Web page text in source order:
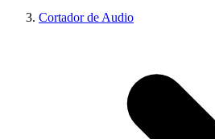
Cortador de Audio